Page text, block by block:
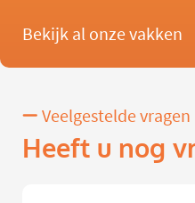
Bekijk al onze vakken
Veelgestelde vragen
Heeft u nog